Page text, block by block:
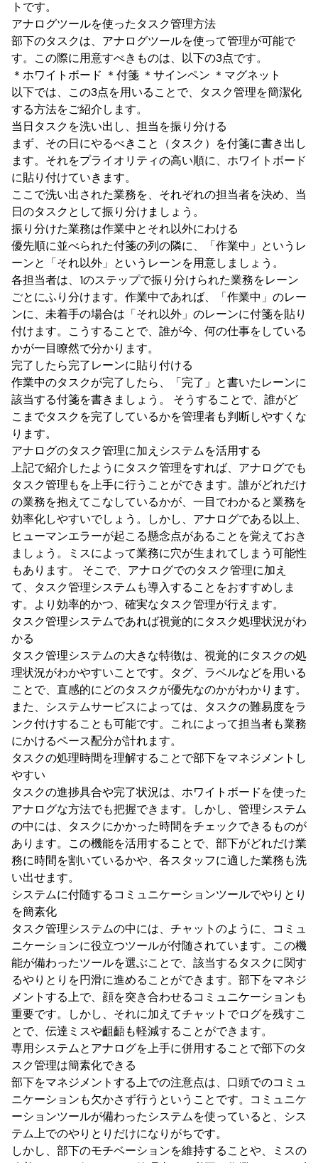
トです。
アナログツールを使ったタスク管理方法
部下のタスクは、アナログツールを使って管理が可能で
す。この際に用意すべきものは、以下の3点です。
＊ホワイトボード ＊付箋 ＊サインペン ＊マグネット
以下では、この3点を用いることで、タスク管理を簡潔化
する方法をご紹介します。
当日タスクを洗い出し、担当を振り分ける
まず、その日にやるべきこと（タスク）を付箋に書き出し
ます。それをプライオリティの高い順に、ホワイトボード
に貼り付けていきます。
ここで洗い出された業務を、それぞれの担当者を決め、当
日のタスクとして振り分けましょう。
振り分けた業務は作業中とそれ以外にわける
優先順に並べられた付箋の列の隣に、「作業中」というレ
ーンと「それ以外」というレーンを用意しましょう。
各担当者は、1のステップで振り分けられた業務をレーン
ごとにふり分けます。作業中であれば、「作業中」のレー
ンに、未着手の場合は「それ以外」のレーンに付箋を貼り
付けます。こうすることで、誰が今、何の仕事をしている
かが一目瞭然で分かります。
完了したら完了レーンに貼り付ける
作業中のタスクが完了したら、「完了」と書いたレーンに
該当する付箋を書きましょう。 そうすることで、誰がど
こまでタスクを完了しているかを管理者も判断しやすくな
ります。
アナログのタスク管理に加えシステムを活用する
上記で紹介したようにタスク管理をすれば、アナログでも
タスク管理もを上手に行うことができます。誰がどれだけ
の業務を抱えてこなしているかが、一目でわかると業務を
効率化しやすいでしょう。しかし、アナログである以上、
ヒューマンエラーが起こる懸念点があることを覚えておき
ましょう。ミスによって業務に穴が生まれてしまう可能性
もあります。 そこで、アナログでのタスク管理に加え
て、タスク管理システムも導入することをおすすめしま
す。より効率的かつ、確実なタスク管理が行えます。
タスク管理システムであれば視覚的にタスク処理状況がわ
かる
タスク管理システムの大きな特徴は、視覚的にタスクの処
理状況がわかやすいことです。タグ、ラベルなどを用いる
ことで、直感的にどのタスクが優先なのかがわかります。
また、システムサービスによっては、タスクの難易度をラ
ンク付けすることも可能です。これによって担当者も業務
にかけるペース配分が計れます。
タスクの処理時間を理解することで部下をマネジメントし
やすい
タスクの進捗具合や完了状況は、ホワイトボードを使った
アナログな方法でも把握できます。しかし、管理システム
の中には、タスクにかかった時間をチェックできるものが
あります。この機能を活用することで、部下がどれだけ業
務に時間を割いているかや、各スタッフに適した業務も洗
い出せます。
システムに付随するコミュニケーションツールでやりとり
を簡素化
タスク管理システムの中には、チャットのように、コミュ
ニケーションに役立つツールが付随されています。この機
能が備わったツールを選ぶことで、該当するタスクに関す
るやりとりを円滑に進めることができます。部下をマネジ
メントする上で、顔を突き合わせるコミュニケーションも
重要です。しかし、それに加えてチャットでログを残すこ
とで、伝達ミスや齟齬も軽減することができます。
専用システムとアナログを上手に併用することで部下のタ
スク管理は簡素化できる
部下をマネジメントする上での注意点は、口頭でのコミュ
ニケーションも欠かさず行うということです。コミュニケ
ーションツールが備わったシステムを使っていると、シス
テム上でのやりとりだけになりがちです。
しかし、部下のモチベーションを維持することや、ミスの